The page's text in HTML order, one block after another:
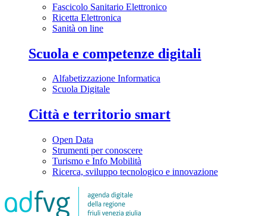
Fascicolo Sanitario Elettronico
Ricetta Elettronica
Sanità on line
Scuola e competenze digitali
Alfabetizzazione Informatica
Scuola Digitale
Città e territorio smart
Open Data
Strumenti per conoscere
Turismo e Info Mobilità
Ricerca, sviluppo tecnologico e innovazione